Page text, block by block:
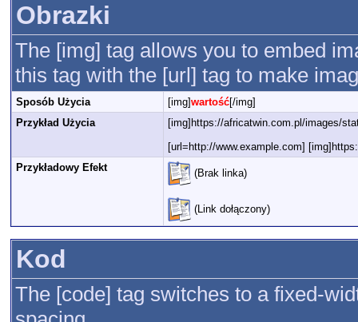
Obrazki
The [img] tag allows you to embed
this tag with the [url] tag to make
Sposób Użycia [img]wartość[/img]
Przykład Użycia
[img]https://africatwin.com.pl/images/
[url=http://www.example.com]
Przykładowy Efekt
(Brak linka)
(Link dołączony)
Kod
The [code] tag switches to a fixed-